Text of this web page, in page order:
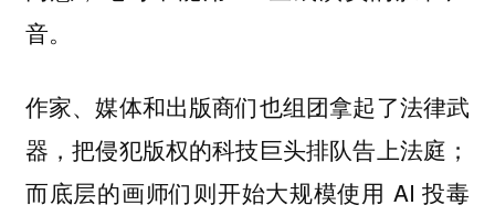
音。
作家、媒体和出版商们也组团拿起了法律武
器，把侵犯版权的科技巨头排队告上法庭；
而底层的画师们则开始大规模使用 AI 投毒